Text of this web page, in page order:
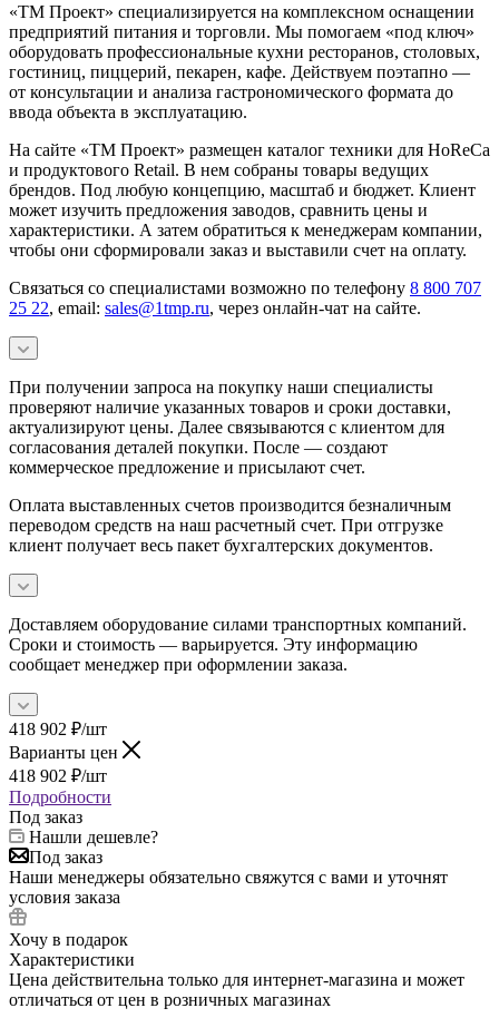
«ТМ Проект» специализируется на комплексном оснащении
предприятий питания и торговли. Мы помогаем «под ключ»
оборудовать профессиональные кухни ресторанов, столовых,
гостиниц, пиццерий, пекарен, кафе. Действуем поэтапно —
от консультации и анализа гастрономического формата до
ввода объекта в эксплуатацию.
На сайте «ТМ Проект» размещен каталог техники для HoReCa
и продуктового Retail. В нем собраны товары ведущих
брендов. Под любую концепцию, масштаб и бюджет. Клиент
может изучить предложения заводов, сравнить цены и
характеристики. А затем обратиться к менеджерам компании,
чтобы они сформировали заказ и выставили счет на оплату.
Связаться со специалистами возможно по телефону 8 800 707
25 22, email: sales@1tmp.ru, через онлайн-чат на сайте.
При получении запроса на покупку наши специалисты
проверяют наличие указанных товаров и сроки доставки,
актуализируют цены. Далее связываются с клиентом для
согласования деталей покупки. После — создают
коммерческое предложение и присылают счет.
Оплата выставленных счетов производится безналичным
переводом средств на наш расчетный счет. При отгрузке
клиент получает весь пакет бухгалтерских документов.
Доставляем оборудование силами транспортных компаний.
Сроки и стоимость — варьируется. Эту информацию
сообщает менеджер при оформлении заказа.
418 902 ₽/шт
Варианты цен
418 902 ₽/шт
Подробности
Под заказ
Нашли дешевле?
Под заказ
Наши менеджеры обязательно свяжутся с вами и уточнят
условия заказа
Хочу в подарок
Характеристики
Цена действительна только для интернет-магазина и может
отличаться от цен в розничных магазинах